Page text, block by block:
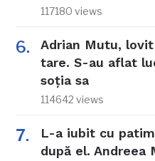
117180 views
Adrian Mutu,
tare. S-au aflat
soția sa
114642 views
L-a iubit cu
după el. Andreea